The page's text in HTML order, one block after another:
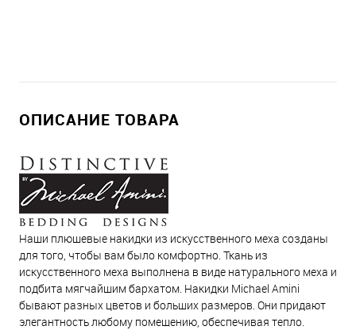
ОПИСАНИЕ ТОВАРА
Наши плюшевые накидки из искусственного меха созданы
для того, чтобы вам было комфортно. Ткань из
искусственного меха выполнена в виде натурального меха и
подбита мягчайшим бархатом. Накидки Michael Amini
бывают разных цветов и больших размеров. Они придают
элегантность любому помещению, обеспечивая тепло.